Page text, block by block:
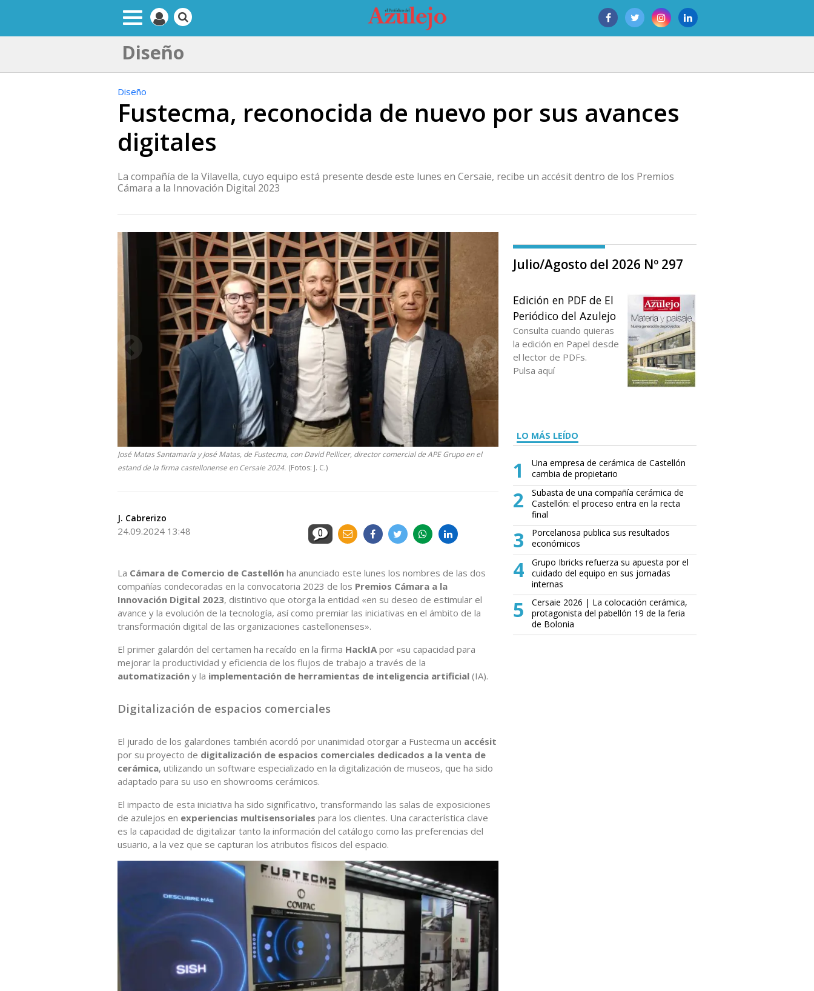
Diseño
Diseño
Fustecma, reconocida de nuevo por sus avances
digitales
La compañía de la Vilavella, cuyo equipo está presente desde este lunes en Cersaie, recibe un accésit dentro de los Premios
Cámara a la Innovación Digital 2023
José Matas Santamaría y José Matas, de Fustecma, con David Pellicer, director comercial de APE Grupo en el
estand de la firma castellonense en Cersaie 2024. (Fotos: J. C.)
J. Cabrerizo
24.09.2024 13:48 0
La Cámara de Comercio de Castellón ha anunciado este lunes los nombres de las dos
compañías condecoradas en la convocatoria 2023 de los Premios Cámara a la
Innovación Digital 2023, distintivo que otorga la entidad «en su deseo de estimular el
avance y la evolución de la tecnología, así como premiar las iniciativas en el ámbito de la
transformación digital de las organizaciones castellonenses».
El primer galardón del certamen ha recaído en la firma HackIA por «su capacidad para
mejorar la productividad y eficiencia de los flujos de trabajo a través de la
automatización y la implementación de herramientas de inteligencia artificial (IA).
Digitalización de espacios comerciales
El jurado de los galardones también acordó por unanimidad otorgar a Fustecma un accésit
por su proyecto de digitalización de espacios comerciales dedicados a la venta de
cerámica, utilizando un software especializado en la digitalización de museos, que ha sido
adaptado para su uso en showrooms cerámicos.
El impacto de esta iniciativa ha sido significativo, transformando las salas de exposiciones
de azulejos en experiencias multisensoriales para los clientes. Una característica clave
es la capacidad de digitalizar tanto la información del catálogo como las preferencias del
usuario, a la vez que se capturan los atributos físicos del espacio.
Julio/Agosto del 2026 Nº 297
Edición en PDF de El
Periódico del Azulejo
Consulta cuando quieras
la edición en Papel desde
el lector de PDFs.
Pulsa aquí
LO MÁS LEÍDO
1
Una empresa de cerámica de Castellón
cambia de propietario
2
Subasta de una compañía cerámica de
Castellón: el proceso entra en la recta
final
3
Porcelanosa publica sus resultados
económicos
4
Grupo Ibricks refuerza su apuesta por el
cuidado del equipo en sus jornadas
internas
5
Cersaie 2026 | La colocación cerámica,
protagonista del pabellón 19 de la feria
de Bolonia